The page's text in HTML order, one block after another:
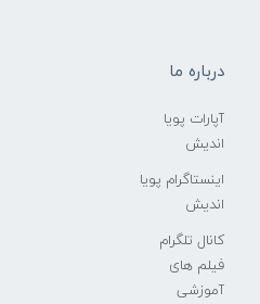
درباره ما
آپارات پویا
اندیش
اینستاگرام پویا
اندیش
کانال تلگرام
فیلم های
آموزشی